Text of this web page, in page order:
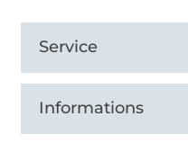
Service
Informations